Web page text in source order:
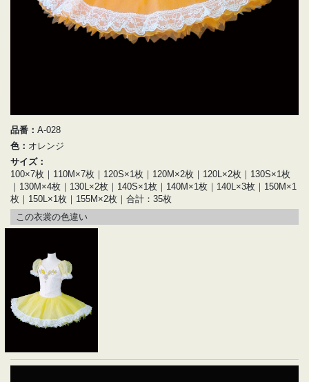
品番： A-028
色： オレンジ
サイズ：
100×7枚｜110M×7枚｜120S×1枚｜120M×2枚｜120L×2枚｜130S×1枚
｜130M×4枚｜130L×2枚｜140S×1枚｜140M×1枚｜140L×3枚｜150M×1
枚｜150L×1枚｜155M×2枚｜合計：35枚
この衣裳の色違い